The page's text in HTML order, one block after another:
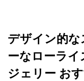
デザイン的
ーなローラ
ジェリー お